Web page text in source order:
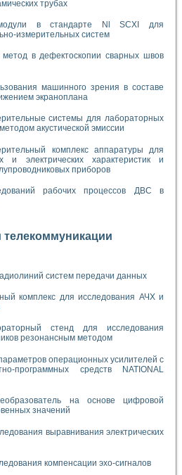
трубах
модули в стандарте Nl SCXI для
измерительных систем
метод в дефектоскопии сварных швов
машинного зрения в составе
экраноплана
системы для лабораторных
акустической эмиссии
комплекс аппаратуры для
и электрических характеристик и
приборов
рабочих процессов ДВС в
телекоммуникации
систем передачи данных
комплекс для исследования АЧХ и
стенд для исследования
резонансным методом
операционных усилителей с
программных средств NATIONAL
на основе цифровой
значений
выравнивания электрических
компенсации эхо-сигналов